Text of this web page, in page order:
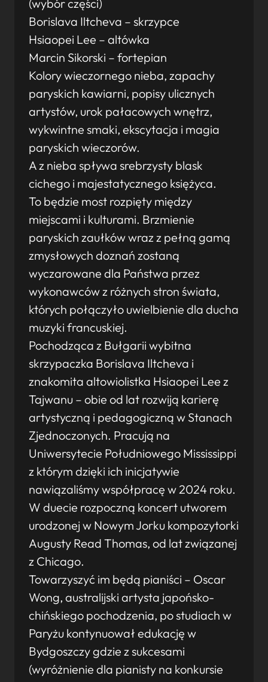
(wybór części)
Borislava Iltcheva – skrzypce
Hsiaopei Lee – altówka
Marcin Sikorski – fortepian
Kolory wieczornego nieba, zapachy
paryskich kawiarni, popisy ulicznych
artystów, urok pałacowych wnętrz,
wykwintne smaki, ekscytacja i magia
paryskich wieczorów.
A z nieba spływa srebrzysty blask
cichego i majestatycznego księżyca.
To będzie most rozpięty między
miejscami i kulturami. Brzmienie
paryskich zaułków wraz z pełną gamą
zmysłowych doznań zostaną
wyczarowane dla Państwa przez
wykonawców z różnych stron świata,
których połączyło uwielbienie dla ducha
muzyki francuskiej.
Pochodząca z Bułgarii wybitna
skrzypaczka Borislava Iltcheva i
znakomita altowiolistka Hsiaopei Lee z
Tajwanu – obie od lat rozwiją karierę
artystyczną i pedagogiczną w Stanach
Zjednoczonych. Pracują na
Uniwersytecie Południowego Mississippi
z którym dzięki ich inicjatywie
nawiązaliśmy współpracę w 2024 roku.
W duecie rozpoczną koncert utworem
urodzonej w Nowym Jorku kompozytorki
Augusty Read Thomas, od lat związanej
z Chicago.
Towarzyszyć im będą pianiści – Oscar
Wong, australijski artysta japońsko-
chińskiego pochodzenia, po studiach w
Paryżu kontynuował edukację w
Bydgoszczy gdzie z sukcesami
(wyróżnienie dla pianisty na konkursie